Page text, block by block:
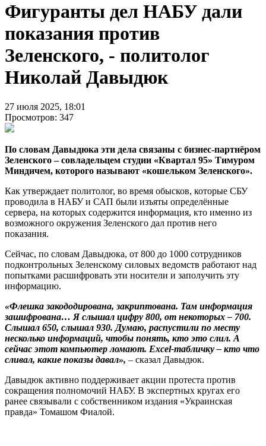
Фигуранты дел НАБУ дали
показания против
Зеленского, - политолог
Николай Давыдюк
27 июля 2025, 18:01
Просмотров: 347
По словам Давыдюка эти дела связаны с бизнес-партнёром
Зеленского – совладельцем студии «Квартал 95» Тимуром
Миндичем, которого называют «кошельком Зеленского».
Как утверждает политолог, во время обысков, которые СБУ
проводила в НАБУ и САП были изъяты определённые
сервера, на которых содержится информация, кто именно из
возможного окружения Зеленского дал против него
показания.
Сейчас, по словам Давыдюка, от 800 до 1000 сотрудников
подконтрольных Зеленскому силовых ведомств работают над
попытками расшифровать эти носители и заполучить эту
информацию.
«Флешка закододирована, закриптована. Там информация
зашифрована… Я слышал цифру 800, от некоторых – 700.
Слышал 650, слышал 930. Думаю, распустили по месту
несколько информаций, чтобы понять, кто это слил. А
сейчас этот компьютер ломают. Excel-табличку – кто что
сливал, какие показы давал», – сказал Давыдюк.
Давыдюк активно поддерживает акции протеста против
сокращения полномочий НАБУ. В экспертных кругах его
ранее связывали с собственником издания «Украинская
правда» Томашом Фиалой.